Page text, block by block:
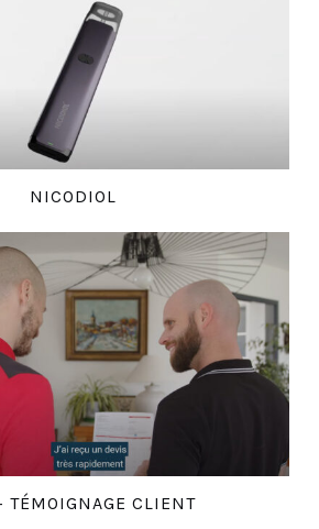
NICODIOL
TÉMOIGNAGE CLIENT